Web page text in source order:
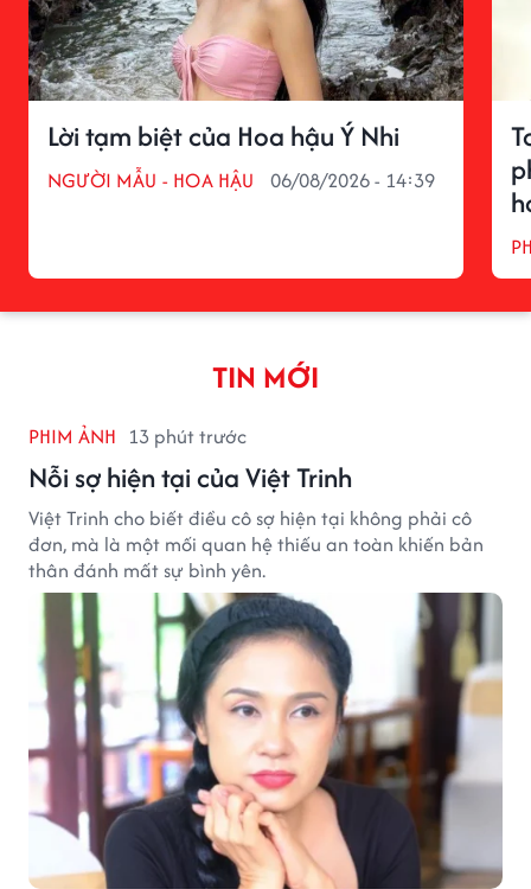
Lời tạm biệt của Hoa hậu Ý Nhi
NGƯỜI MẪU - HOA HẬU 06/08/2026 - 14:39
TIN MỚI
PHIM ẢNH 13 phút trước
Nỗi sợ hiện tại của Việt Trinh
Việt Trinh cho biết điều cô sợ hiện tại không phải cô
đơn, mà là một mối quan hệ thiếu an toàn khiến bản
thân đánh mất sự bình yên.